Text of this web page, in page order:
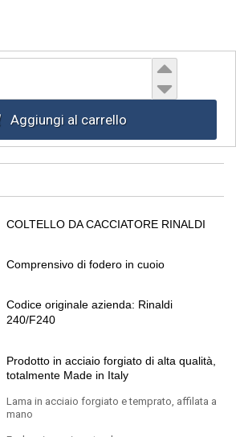
COLTELLO DA CACCIATORE RINALDI
Comprensivo di fodero in cuoio
Codice originale azienda: Rinaldi
240/F240
Prodotto in acciaio forgiato di alta qualità,
totalmente Made in Italy
Lama in acciaio forgiato e temprato, affilata a
mano
Aggiungi al carrello